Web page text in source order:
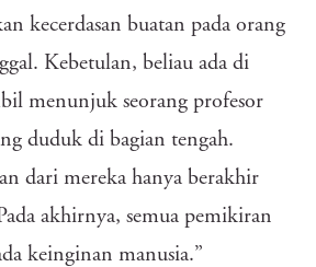
kecerdasan buatan pada orang
Kebetulan, beliau ada di
menunjuk seorang profesor
duduk di bagian tengah.
dari mereka hanya berakhir
akhirnya, semua pemikiran
keinginan manusia.”